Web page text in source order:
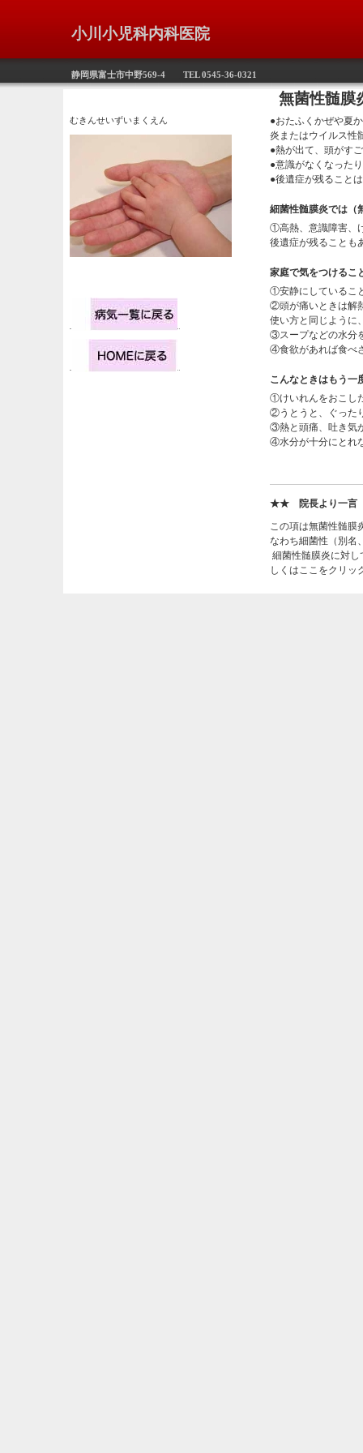
小川小児科内科医院
静岡県富士市中野569-4 TEL 0545-36-0321
無菌性髄膜
●おたふくかぜや夏
炎またはウイルス性
●熱が出て、頭がす
●意識がなくなった
●後遺症が残ること
細菌性髄膜炎では（
①高熱、意識障害
後遺症が残ることも
家庭で気をつけるこ
①安静にしているこ
②頭が痛いときは解
使い方と同じように
③スープなどの水分
④食欲があれば食べ
こんなときはもう一
①けいれんをおこし
②うとうと、ぐった
③熱と頭痛、吐き気
④水分が十分にとれ
★★ 院長より一
この項は無菌性髄膜
なわち細菌性（別名
細菌性髄膜炎に対
しくはここをクリッ
むきんせいずいまくえん